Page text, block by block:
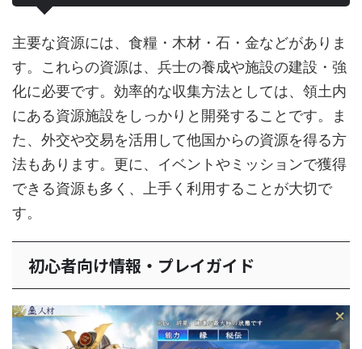
主要な資源には、食糧・木材・石・金などがありま
す。これらの資源は、兵士の養成や施設の建設・強
化に必要です。効率的な収集方法としては、領土内
にある資源施設をしっかりと開発することです。ま
た、外交や交易を活用して他国からの資源を得る方
法もあります。更に、イベントやミッションで獲得
できる資源も多く、上手く利用することが大切で
す。
初心者向け情報・プレイガイド